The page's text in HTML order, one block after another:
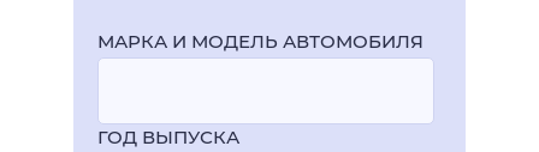
МАРКА И МОДЕЛЬ АВТОМОБИЛЯ
ГОД ВЫПУСКА